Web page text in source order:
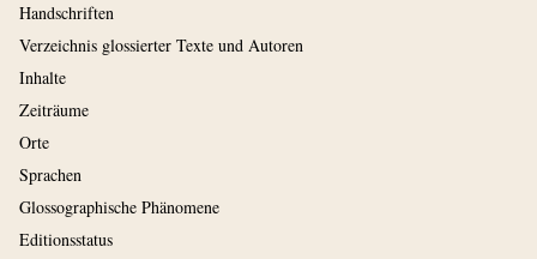
Handschriften
Verzeichnis glossierter Texte und Autoren
Inhalte
Zeiträume
Orte
Sprachen
Glossographische Phänomene
Editionsstatus